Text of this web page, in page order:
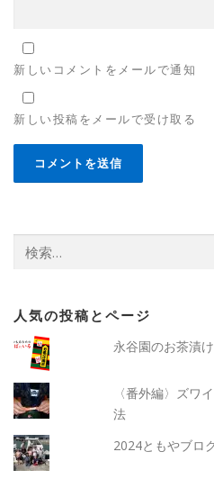
新しいコメントをメールで通知
新しい投稿をメールで受け取る
索:
人気の投稿とページ
永谷園のお茶漬
〈番外編〉ズワ
法
2024ともやブロ